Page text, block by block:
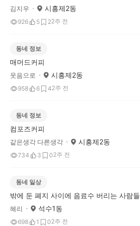
김지우 시흥제2동
926 5 22주 전
동네 정보
매머드커피
웃음으로 시흥제2동
958 6 42주 전
동네 정보
컴포즈커피
같은생각 다른생각 시흥제2동
734 3 02주 전
동네 일상
밖에 둔 폐지 사이에 음료수 버리는 사람들
혜리 석수1동
698 1 02주 전